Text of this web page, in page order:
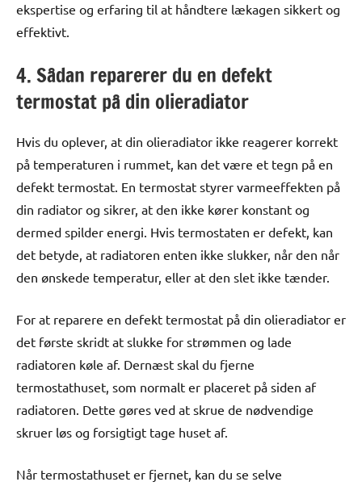
ekspertise og erfaring til at håndtere lækagen sikkert og
effektivt.
4. Sådan reparerer du en defekt
termostat på din olieradiator
Hvis du oplever, at din olieradiator ikke reagerer korrekt
på temperaturen i rummet, kan det være et tegn på en
defekt termostat. En termostat styrer varmeeffekten på
din radiator og sikrer, at den ikke kører konstant og
dermed spilder energi. Hvis termostaten er defekt, kan
det betyde, at radiatoren enten ikke slukker, når den når
den ønskede temperatur, eller at den slet ikke tænder.
For at reparere en defekt termostat på din olieradiator er
det første skridt at slukke for strømmen og lade
radiatoren køle af. Dernæst skal du fjerne
termostathuset, som normalt er placeret på siden af
radiatoren. Dette gøres ved at skrue de nødvendige
skruer løs og forsigtigt tage huset af.
Når termostathuset er fjernet, kan du se selve